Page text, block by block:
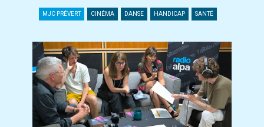
MJC PRÉVERT CINÉMA DANSE HANDICAP SANTÉ